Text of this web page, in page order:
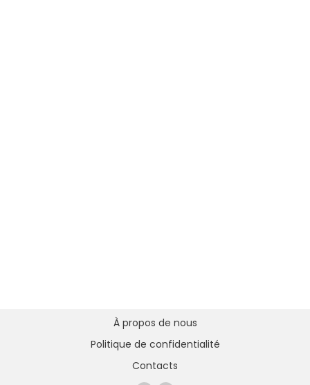
À propos de nous
Politique de confidentialité
Contacts